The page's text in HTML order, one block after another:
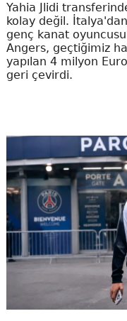
Yahia Jlidi
kolay değil.
genç kanat
Angers, geçtiğimiz
yapılan 4 milyon
geri çevirdi.